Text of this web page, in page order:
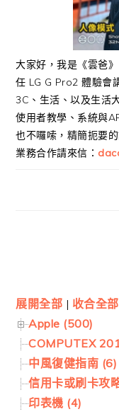
大家好，我是《雲爸
任 LG G Pro2 體驗會
3C、生活、以及生活
使用者教學、系統與
也不囉嗦，精簡扼要
業務合作請來信：
展開全部 | 收合全部
Apple (500)
COMPUTEX
中風復健指南 (6)
信用卡或刷卡攻
印表機 (4)